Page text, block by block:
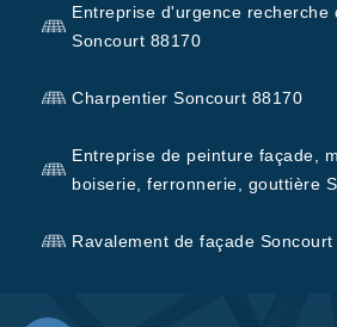
Entreprise d'urgence recherche
Soncourt 88170
Charpentier Soncourt 88170
Entreprise de peinture façade,
boiserie, ferronnerie, gouttière
Ravalement de façade Soncourt